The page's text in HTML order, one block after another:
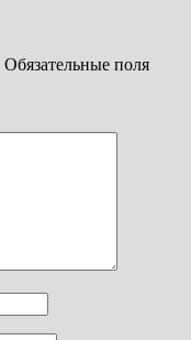
Обязательные поля